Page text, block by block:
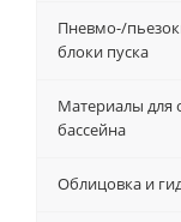
Пневмо-/
блоки пуска
Материалы для
бассейна
Облицовка и